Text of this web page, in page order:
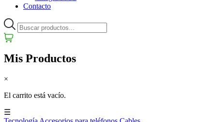
Contacto
Mis Productos
×
El carrito está vacío.
☰